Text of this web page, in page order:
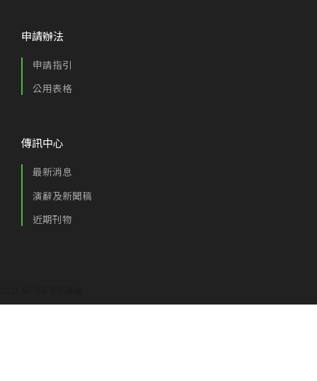
申請辦法
申請指引
公用表格
傳訊中心
最新消息
演辭及新聞稿
近期刊物